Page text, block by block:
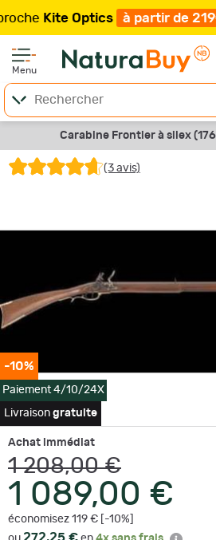
Optics à partir de 219€ /
Menu
Carabine Frontier à silex
(3 avis)
-10%
Paiement 4/10/24X
Livraison gratuite
Achat immédiat
1 208,00 €
1 089,00 €
économisez 119 € [-10%]
272,25 €